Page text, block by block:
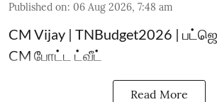
Published on: 06 Aug 2026, 7:48 am
CM Vijay | TNBudget2026 |
CM போட்ட ட்வீட்
Read More